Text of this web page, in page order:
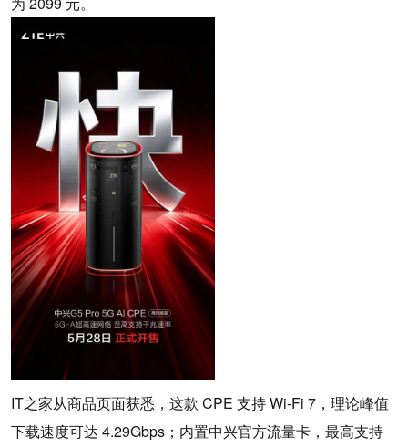
IT之家从商品页面获悉，这款 CPE 支持 Wi-Fi 7，理论峰值
下载速度可达 4.29Gbps；内置中兴官方流量卡，最高支持